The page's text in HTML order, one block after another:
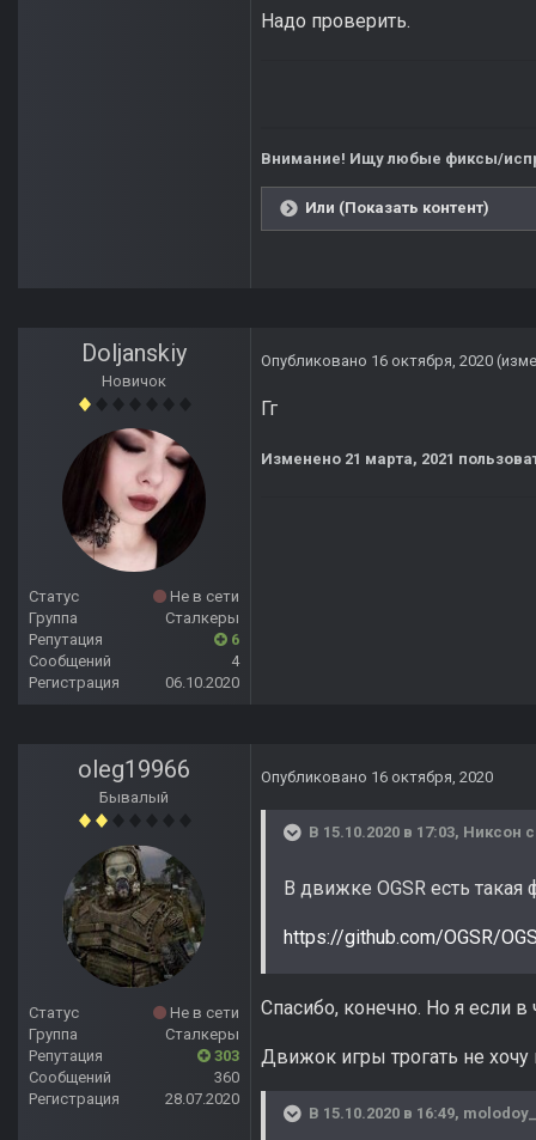
Надо проверить.
Внимание! Ищу любые фиксы/
Или (Показать контент)
Doljanskiy
Новичок
Статус
Не в сети
Группа
Сталкеры
Репутация
6
Сообщений
4
Регистрация
06.10.2020
Опубликовано 16 октября, 2020
Гг
Изменено 21 марта, 2021
oleg19966
Бывалый
Статус
Не в сети
Группа
Сталкеры
Репутация
303
Сообщений
360
Регистрация
28.07.2020
Опубликовано 16 октября, 2020
В 15.10.2020 в 17:03, Никсон
В движке OGSR есть такая
https://github.com/OGSR/
Спасибо, конечно. Но я если
Движок игры трогать не хочу
В 15.10.2020 в 16:49,